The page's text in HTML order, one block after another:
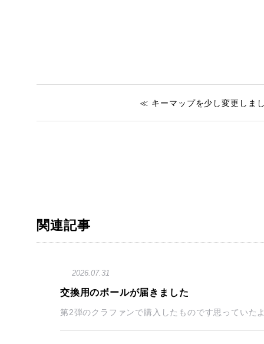
≪ キーマップを少し変更しま
関連記事
2026.07.31
交換用のボールが届きました
第2弾のクラファンで購入したものです思ってい